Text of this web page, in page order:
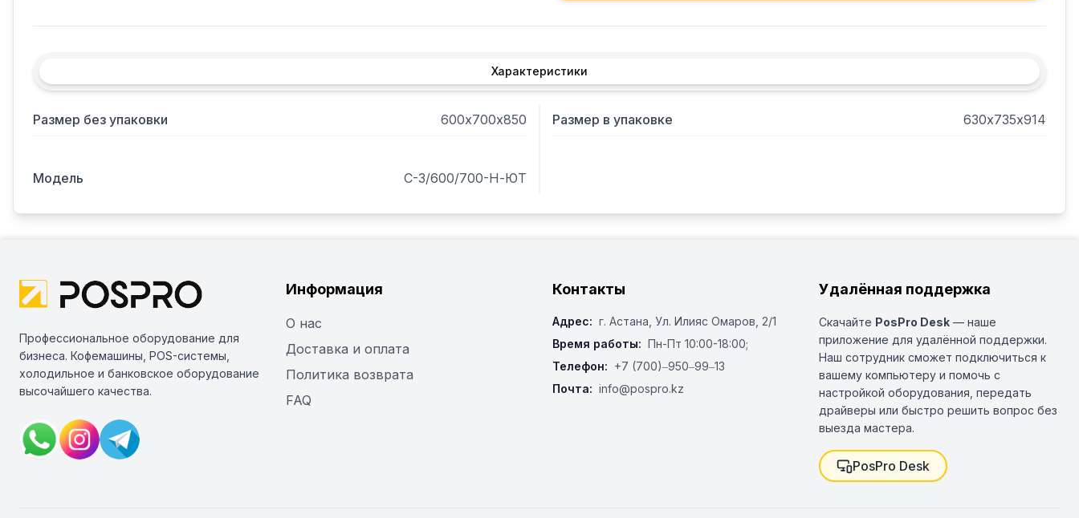
Характеристики
Размер без упаковки 600х700х850 Размер в упаковке 630х735х914
Модель С-3/600/700-Н-ЮТ
Профессиональное оборудование для
бизнеса. Кофемашины, POS-системы,
холодильное и банковское оборудование
высочайшего качества.
Информация
О нас
Доставка и оплата
Политика возврата
FAQ
Контакты
Адрес: г. Астана, ​Ул. Илияс Омаров, 2/1
Время работы: Пн-Пт 10:00-18:00;
Телефон: +7 (700)‒950‒99‒13
Почта: info@pospro.kz
Удалённая поддержка
Скачайте PosPro Desk — наше
приложение для удалённой поддержки.
Наш сотрудник сможет подключиться к
вашему компьютеру и помочь с
настройкой оборудования, передать
драйверы или быстро решить вопрос без
выезда мастера.
PosPro Desk